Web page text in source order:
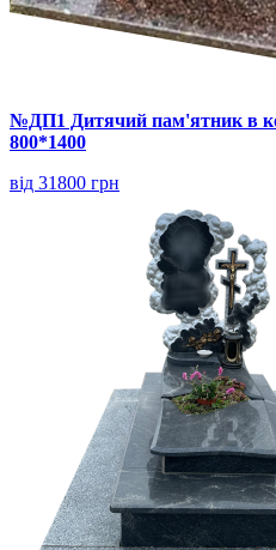
№ДП1 Дитячий пам'ятник в
800*1400
від 31800 грн